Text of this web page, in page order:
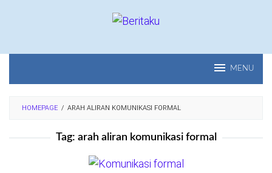
MENU
HOMEPAGE / ARAH ALIRAN KOMUNIKASI FORMAL
Tag: arah aliran komunikasi formal